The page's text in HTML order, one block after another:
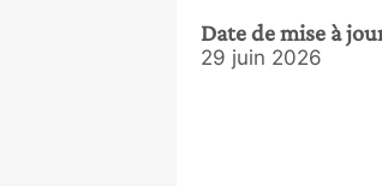
Date de mise à
29 juin 2026